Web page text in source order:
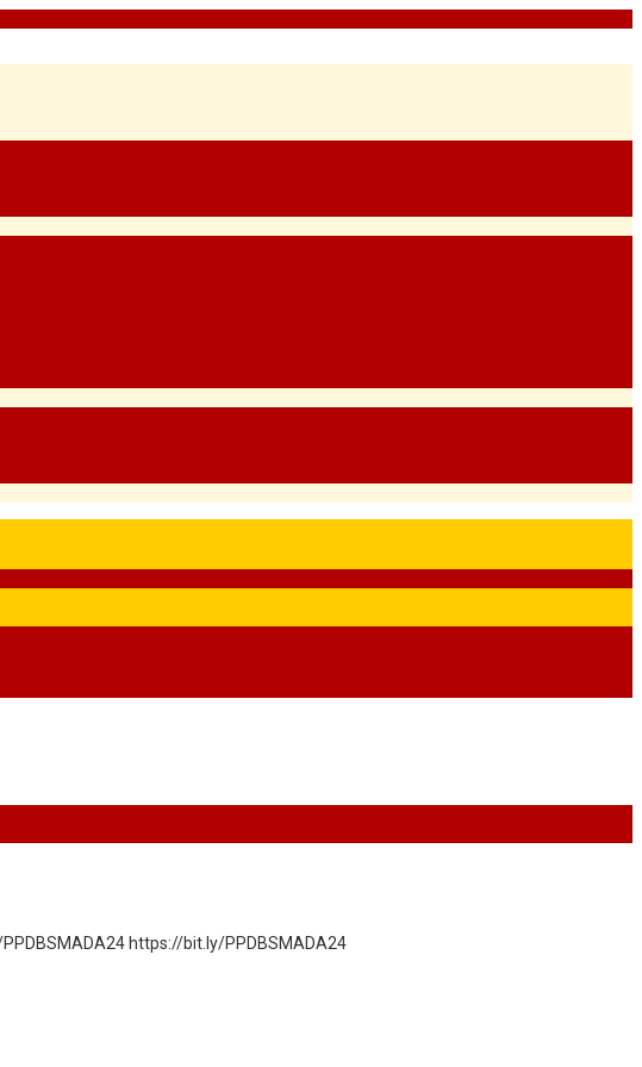
https://bit.ly/PPDBSMADA24